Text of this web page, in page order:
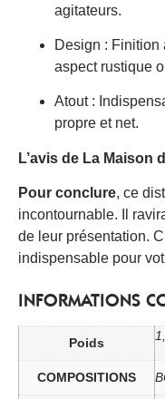
agitateurs.
Design : Finition
aspect rustique
Atout :
propre et net.
L’avis de La Maison
Pour conclure, ce
incontournable. Il
de leur présentation.
indispensable pour
INFORMATIONS
Poids
COMPOSITIONS